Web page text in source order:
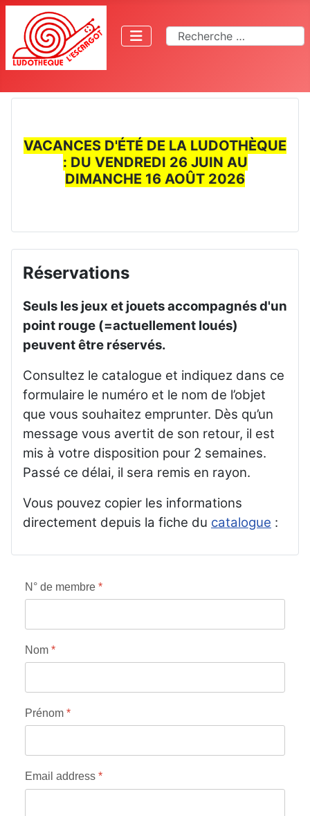
VACANCES D'ÉTÉ DE LA LUDOTHÈQUE
: DU VENDREDI 26 JUIN AU
DIMANCHE 16 AOÛT 2026
Réservations
Seuls les jeux et jouets accompagnés d'un
point rouge (=actuellement loués)
peuvent être réservés.
Consultez le catalogue et indiquez dans ce
formulaire le numéro et le nom de l’objet
que vous souhaitez emprunter. Dès qu’un
message vous avertit de son retour, il est
mis à votre disposition pour 2 semaines.
Passé ce délai, il sera remis en rayon.
Vous pouvez copier les informations
directement depuis la fiche du catalogue :
N° de membre *
Nom *
Prénom *
Email address *